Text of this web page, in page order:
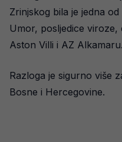
Zrinjskog bila je jedna
Umor, posljedice viroze,
Aston Villi i AZ
Razloga je sigurno više
Bosne i Hercegovine.